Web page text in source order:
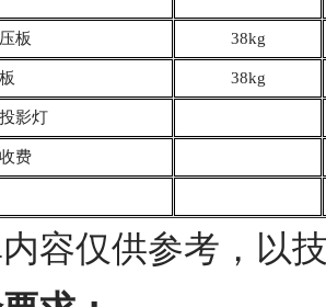
板 38kg
38kg
影灯
费
容仅供参考，以